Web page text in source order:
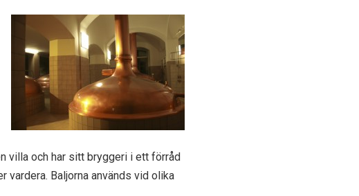
villa och har sitt bryggeri i ett förråd
vardera. Baljorna används vid olika